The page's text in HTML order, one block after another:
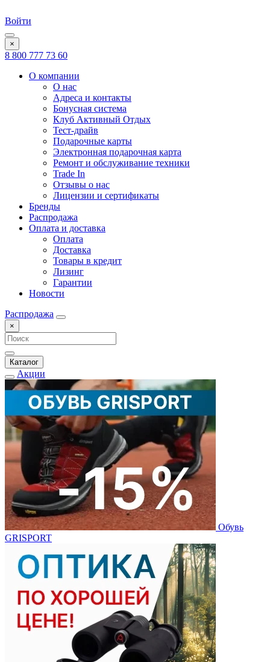
Войти
×
8 800 777 73 60
О компании
О нас
Адреса и контакты
Бонусная система
Клуб Активный Отдых
Тест-драйв
Подарочные карты
Электронная подарочная карта
Ремонт и обслуживание техники
Trade In
Отзывы о нас
Лицензии и сертификаты
Бренды
Распродажа
Оплата и доставка
Оплата
Доставка
Товары в кредит
Лизинг
Гарантии
Новости
Распродажа
×
Каталог
Акции
Обувь
GRISPORT